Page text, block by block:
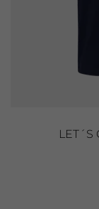
LET´S